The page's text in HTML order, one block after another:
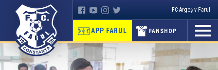
FC Argeș v Farul
APP FARUL FANSHOP